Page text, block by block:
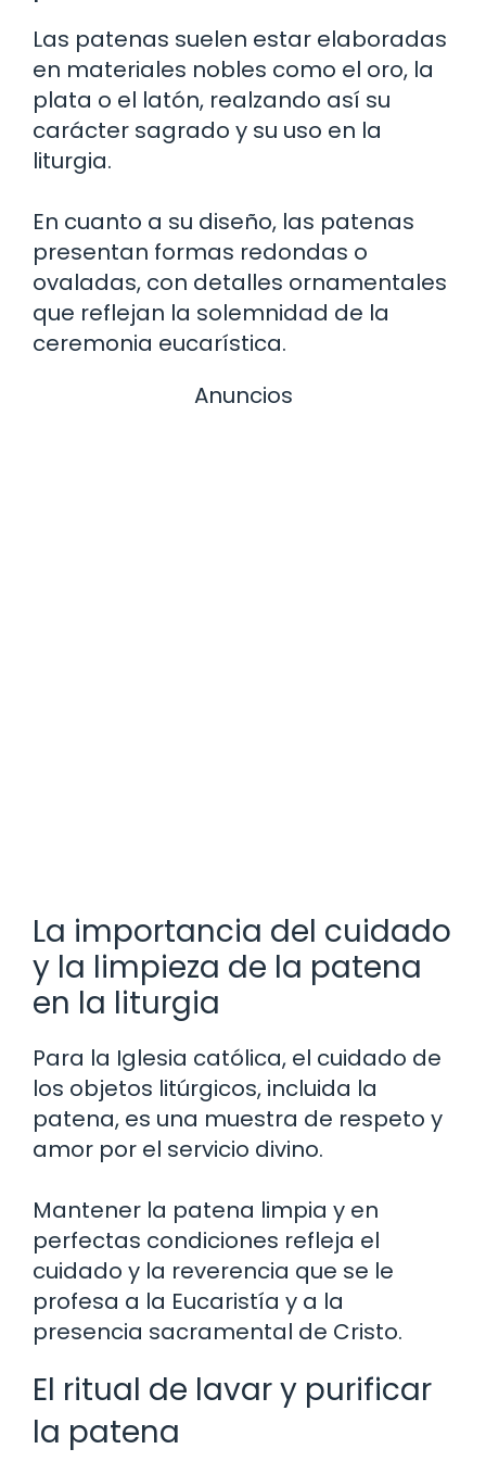
Las patenas suelen estar elaboradas
en materiales nobles como el oro, la
plata o el latón, realzando así su
carácter sagrado y su uso en la
liturgia.
En cuanto a su diseño, las patenas
presentan formas redondas o
ovaladas, con detalles ornamentales
que reflejan la solemnidad de la
ceremonia eucarística.
Anuncios
La importancia del cuidado
y la limpieza de la patena
en la liturgia
Para la Iglesia católica, el cuidado de
los objetos litúrgicos, incluida la
patena, es una muestra de respeto y
amor por el servicio divino.
Mantener la patena limpia y en
perfectas condiciones refleja el
cuidado y la reverencia que se le
profesa a la Eucaristía y a la
presencia sacramental de Cristo.
El ritual de lavar y purificar
la patena